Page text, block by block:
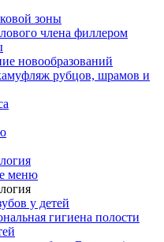
зоны
члена филлером
новообразований
рубцов, шрамов и
меню
у детей
гигиена полости